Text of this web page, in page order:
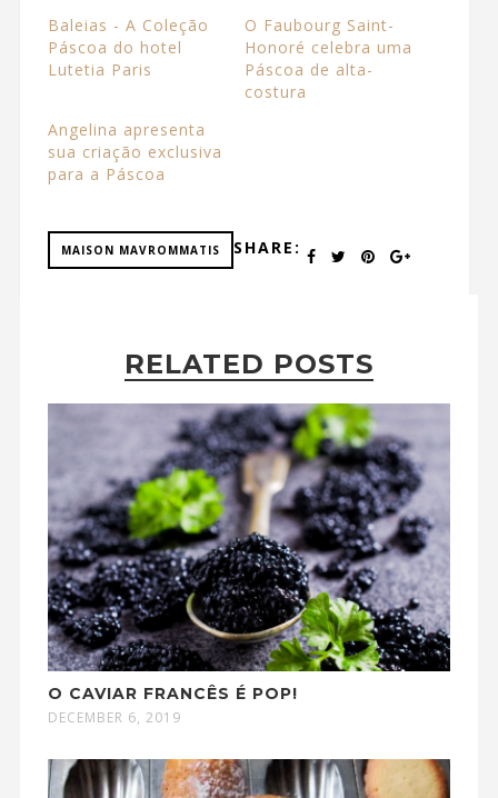
Baleias - A Coleção
Páscoa do hotel
Lutetia Paris
O Faubourg Saint-
Honoré celebra uma
Páscoa de alta-
costura
Angelina apresenta
sua criação exclusiva
para a Páscoa
MAISON MAVROMMATIS SHARE:
RELATED POSTS
O CAVIAR FRANCÊS É POP!
DECEMBER 6, 2019